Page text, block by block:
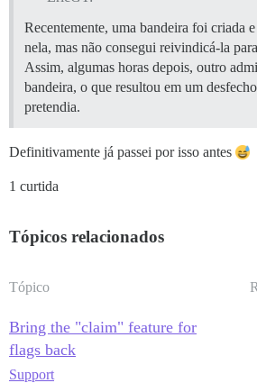
Recentemente, uma bandeira foi criada
nela, mas não consegui reivindicá-la
Assim, algumas horas depois, outro
bandeira, o que resultou em um
pretendia.
Definitivamente já passei por isso antes
1 curtida
Tópicos relacionados
Tópico
Bring the "claim" feature for
flags back
Support